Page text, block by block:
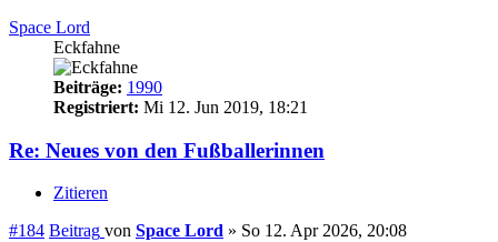
Space Lord
Eckfahne
Beiträge: 1990
Registriert: Mi 12. Jun 2019, 18:21
Re: Neues von den Fußballerinnen
Zitieren
#184 Beitrag von Space Lord » So 12. Apr 2026, 20:08